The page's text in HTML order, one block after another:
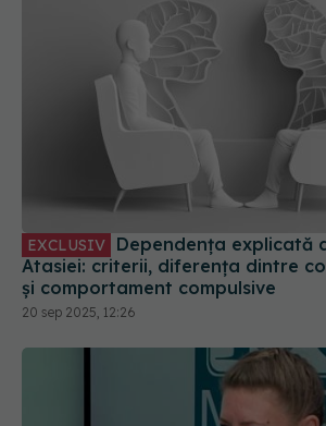
EXCLUSIV
Atasiei: criterii, diferența dintre
și comportament compulsive
20 sep 2025, 12:26